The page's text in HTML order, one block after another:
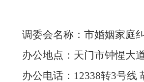
调委会名称： 市婚姻家庭
办公地点： 天门市钟惺大
办公电话： 12338转3号线